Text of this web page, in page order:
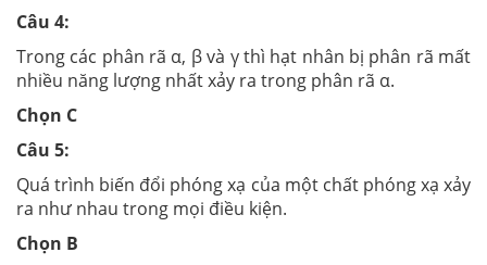
Câu 4:
Trong các phân rã α, β và γ thì hạt nhân bị phân rã mất
nhiều năng lượng nhất xảy ra trong phân rã α.
Chọn C
Câu 5:
Quá trình biến đổi phóng xạ của một chất phóng xạ xảy
ra như nhau trong mọi điều kiện.
Chọn B